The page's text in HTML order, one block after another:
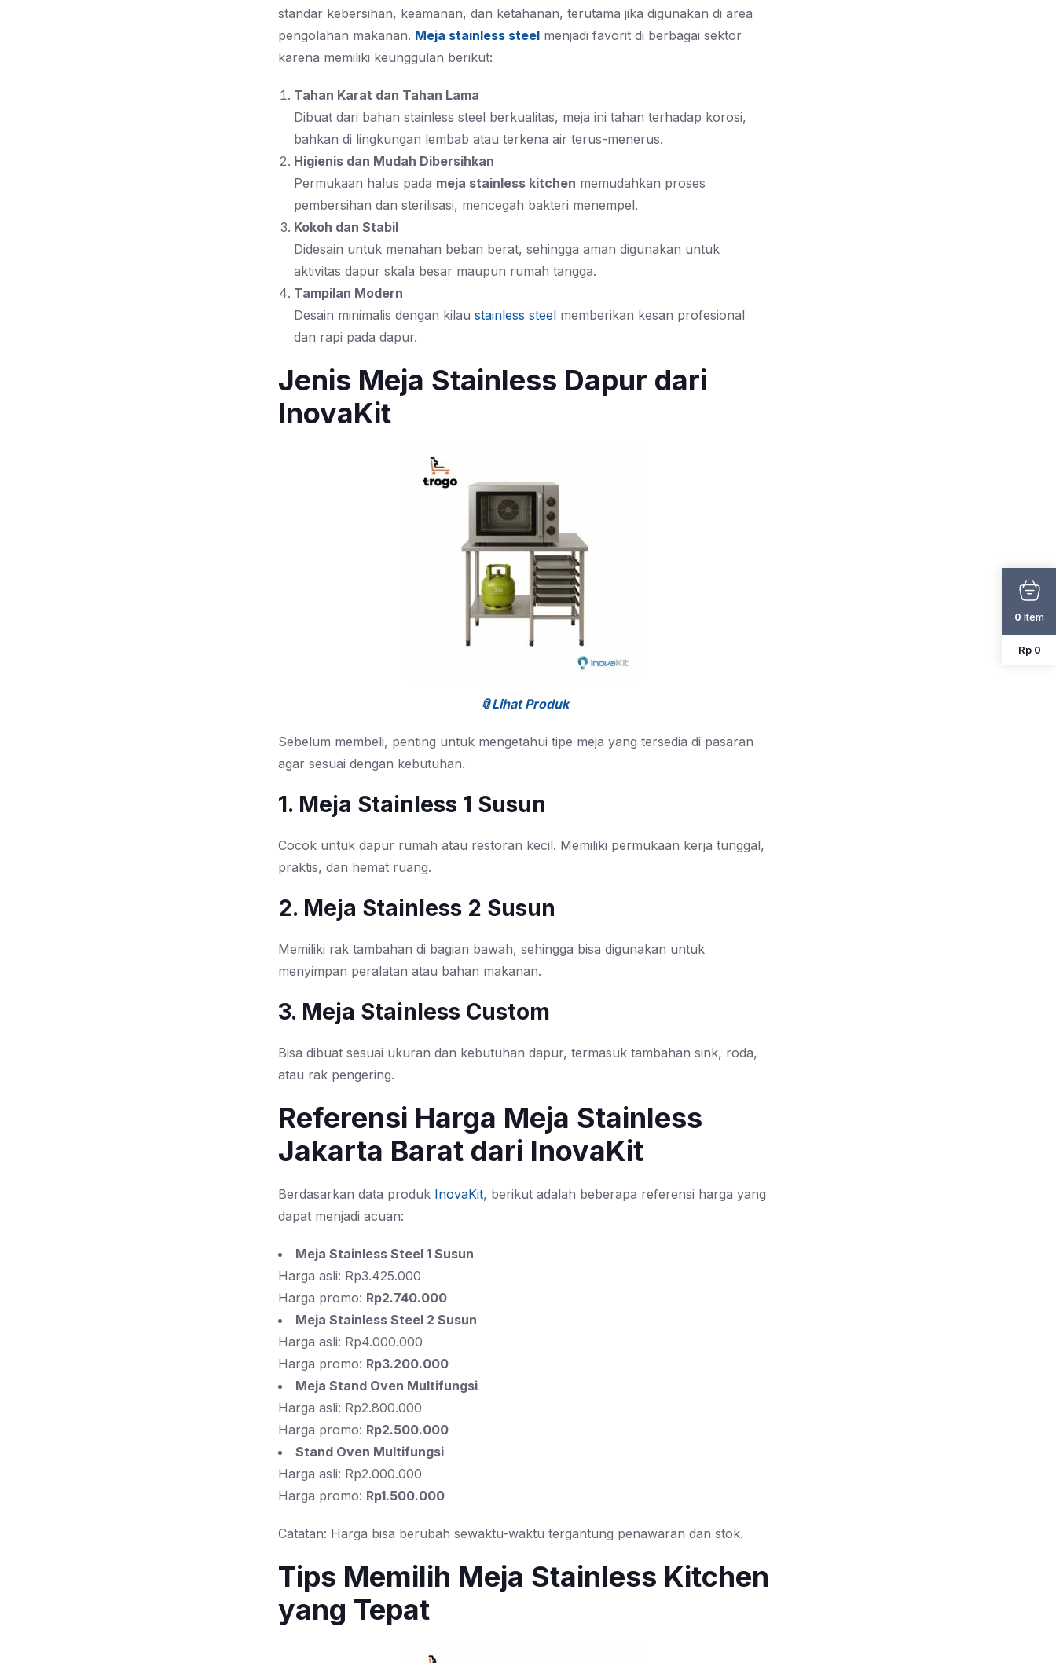
standar kebersihan, keamanan, dan ketahanan, terutama jika digunakan di area
pengolahan makanan. Meja stainless steel menjadi favorit di berbagai sektor
karena memiliki keunggulan berikut:
Tahan Karat dan Tahan Lama
Dibuat dari bahan stainless steel berkualitas, meja ini tahan terhadap korosi,
bahkan di lingkungan lembab atau terkena air terus-menerus.
Higienis dan Mudah Dibersihkan
Permukaan halus pada meja stainless kitchen memudahkan proses
pembersihan dan sterilisasi, mencegah bakteri menempel.
Kokoh dan Stabil
Didesain untuk menahan beban berat, sehingga aman digunakan untuk
aktivitas dapur skala besar maupun rumah tangga.
Tampilan Modern
Desain minimalis dengan kilau stainless steel memberikan kesan profesional
dan rapi pada dapur.
Jenis Meja Stainless Dapur dari
InovaKit
📎Lihat Produk
Sebelum membeli, penting untuk mengetahui tipe meja yang tersedia di pasaran
agar sesuai dengan kebutuhan.
1. Meja Stainless 1 Susun
Cocok untuk dapur rumah atau restoran kecil. Memiliki permukaan kerja tunggal,
praktis, dan hemat ruang.
2. Meja Stainless 2 Susun
Memiliki rak tambahan di bagian bawah, sehingga bisa digunakan untuk
menyimpan peralatan atau bahan makanan.
3. Meja Stainless Custom
Bisa dibuat sesuai ukuran dan kebutuhan dapur, termasuk tambahan sink, roda,
atau rak pengering.
Referensi Harga Meja Stainless
Jakarta Barat dari InovaKit
Berdasarkan data produk InovaKit, berikut adalah beberapa referensi harga yang
dapat menjadi acuan:
Meja Stainless Steel 1 Susun
Harga asli: Rp3.425.000
Harga promo: Rp2.740.000
Meja Stainless Steel 2 Susun
Harga asli: Rp4.000.000
Harga promo: Rp3.200.000
Meja Stand Oven Multifungsi
Harga asli: Rp2.800.000
Harga promo: Rp2.500.000
Stand Oven Multifungsi
Harga asli: Rp2.000.000
Harga promo: Rp1.500.000
Catatan: Harga bisa berubah sewaktu-waktu tergantung penawaran dan stok.
Tips Memilih Meja Stainless Kitchen
yang Tepat
0 Item
Rp 0